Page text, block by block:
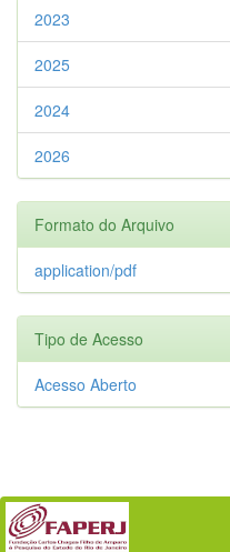
2023
2025
2024
2026
Formato do Arquivo
application/pdf
Tipo de Acesso
Acesso Aberto